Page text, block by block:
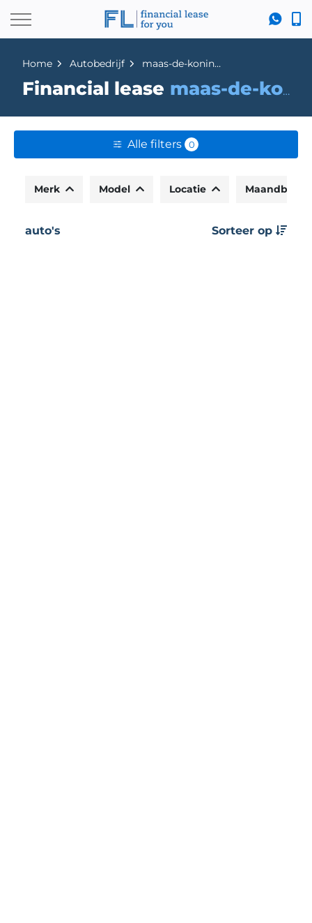
Home Autobedrijf maas-de-koning-occasion-center
Financial lease maas-de-koning-occasion-center
Alle filters 0
Merk Model Locatie
auto's Sorteer op